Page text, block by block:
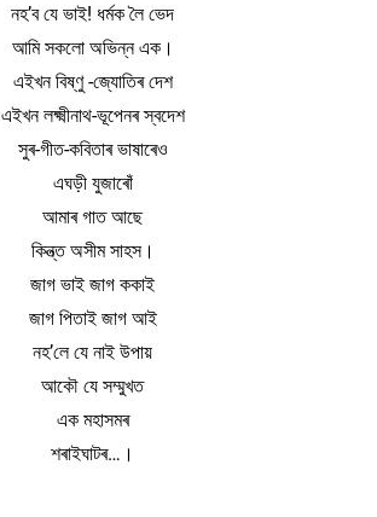
নহ’ব যে ভাই! ধৰ্মক লৈ ভেদ
আমি সকলো অভিন্ন এক।
এইখন বিষ্ণু -জ্যোতিৰ দেশ
এইখন লক্ষ্মীনাথ-ভূপেনৰ স্বদেশ
সুৰ-গীত-কবিতাৰ ভাষাৰেও
এঘড়ী যুজাৰোঁ
আমাৰ গাত আছে
কিন্ত্ত অসীম সাহস।
জাগ ভাই জাগ ককাই
জাগ পিতাই জাগ আই
নহ’লে যে নাই উপায়
আকৌ যে সম্মুখত
এক মহাসমৰ
শৰাইঘাটৰ…।